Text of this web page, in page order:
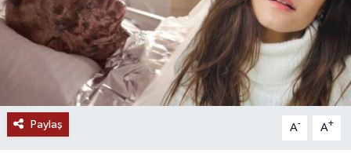
Paylaş A- A+
Haber Arşivi